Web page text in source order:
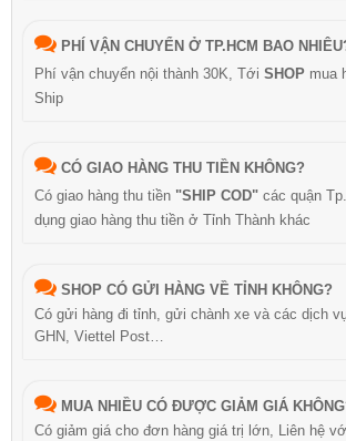
PHÍ VẬN CHUYỂN Ở TP.HCM BAO
Phí vận chuyển nội thành 30K, Tới SHOP mua
Ship
CÓ GIAO HÀNG THU TIỀN KHÔNG?
Có giao hàng thu tiền "SHIP COD" các quận
dụng giao hàng thu tiền ở Tỉnh Thành khác
SHOP CÓ GỬI HÀNG VỀ TỈNH KHÔNG?
Có gửi hàng đi tỉnh, gửi chành xe và các dịch
GHN, Viettel Post…
MUA NHIỀU CÓ ĐƯỢC GIẢM GIÁ
Có giảm giá cho đơn hàng giá trị lớn, Liên hệ